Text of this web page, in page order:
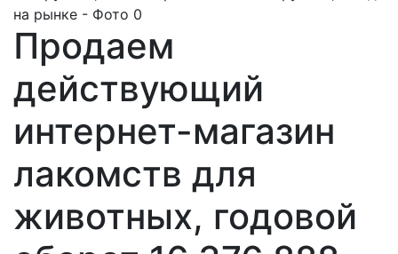
Продаем
действующий
интернет-магазин
лакомств для
животных, годовой